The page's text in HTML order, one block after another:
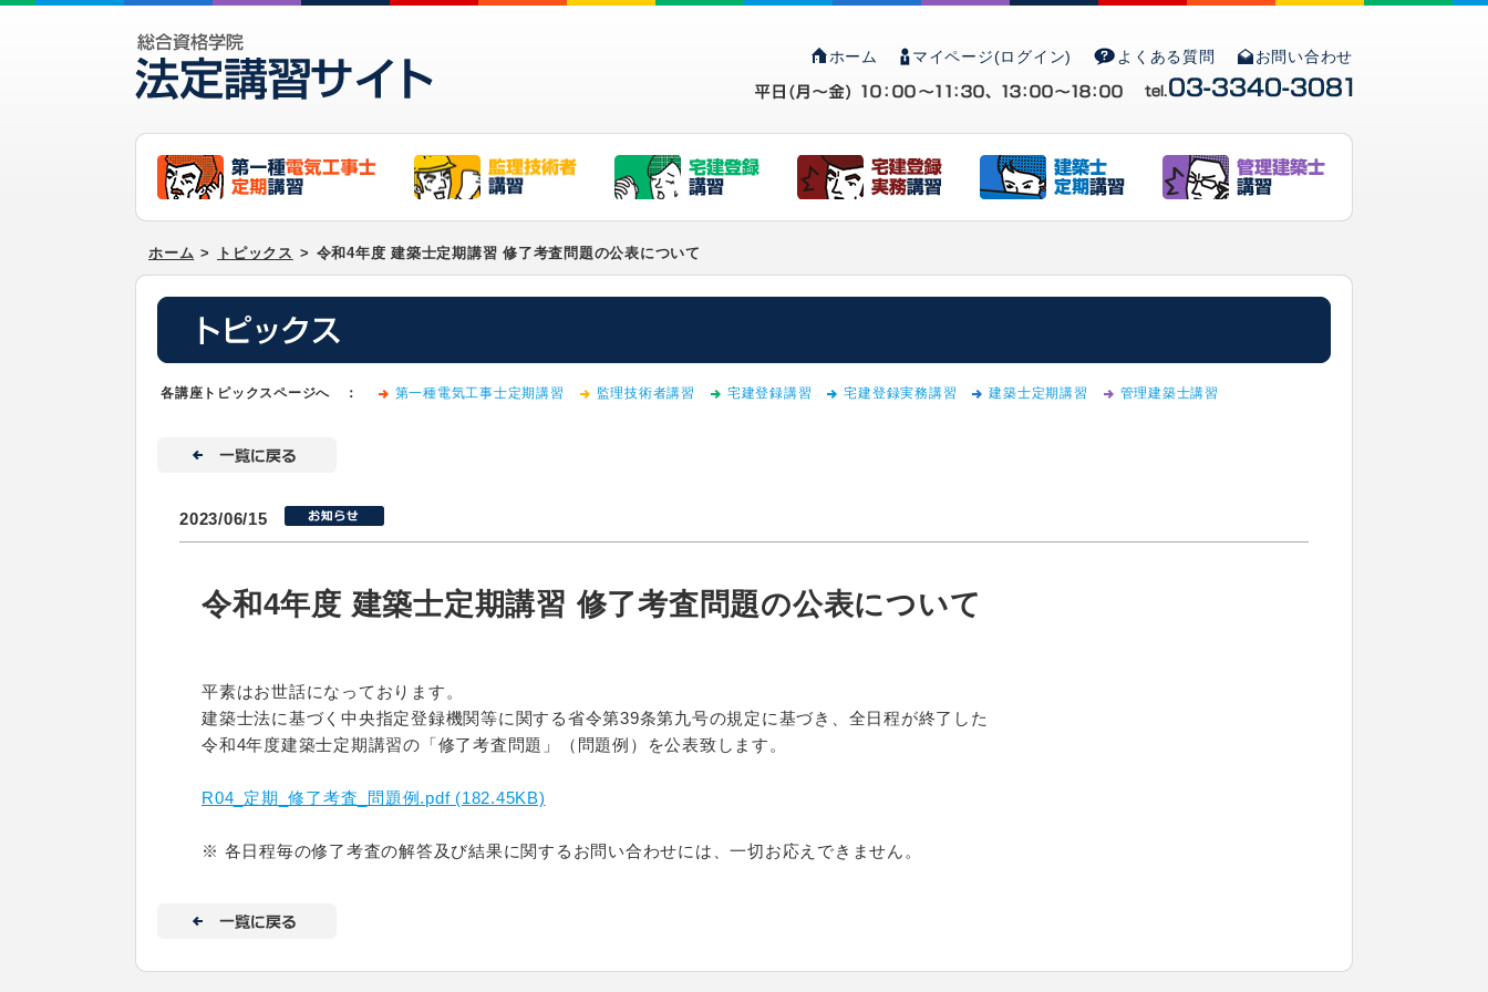
ホーム マイページ(ログイン) よくある質問 お問い合わせ
ホーム > トピックス > 令和4年度 建築士定期講習 修了考査問題の公表について
各講座トピックスページへ ： 第一種電気工事士定期講習 監理技術者講習 宅建登録講習 宅建登録実務講習 建築士定期講習 管理建築士講習
2023/06/15
令和4年度 建築士定期講習 修了考査問題の公表について
平素はお世話になっております。
建築士法に基づく中央指定登録機関等に関する省令第39条第九号の規定に基づき、全日程が終了した
令和4年度建築士定期講習の「修了考査問題」（問題例）を公表致します。
R04_定期_修了考査_問題例.pdf (182.45KB)
※ 各日程毎の修了考査の解答及び結果に関するお問い合わせには、一切お応えできません。